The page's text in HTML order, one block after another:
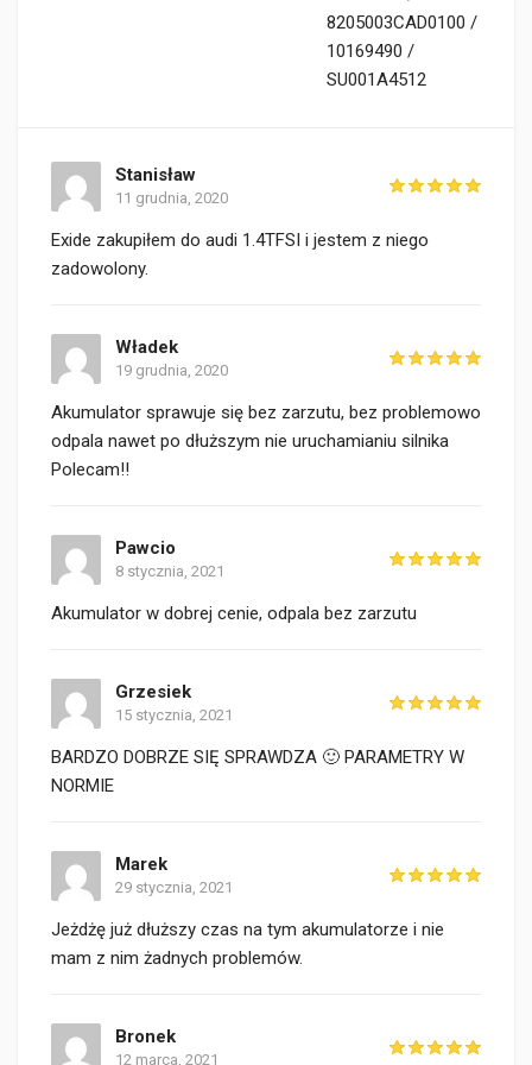
8205003CAD0100 /
10169490 /
SU001A4512
Stanisław
11 grudnia, 2020
Exide zakupiłem do audi 1.4TFSI i jestem z niego
zadowolony.
Władek
19 grudnia, 2020
Akumulator sprawuje się bez zarzutu, bez problemowo
odpala nawet po dłuższym nie uruchamianiu silnika
Polecam!!
Pawcio
8 stycznia, 2021
Akumulator w dobrej cenie, odpala bez zarzutu
Grzesiek
15 stycznia, 2021
BARDZO DOBRZE SIĘ SPRAWDZA 🙂 PARAMETRY W
NORMIE
Marek
29 stycznia, 2021
Jeżdżę już dłuższy czas na tym akumulatorze i nie
mam z nim żadnych problemów.
Bronek
12 marca, 2021